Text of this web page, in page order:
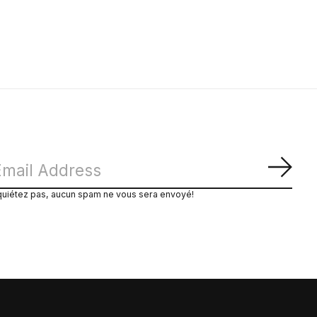
pas, aucun spam ne vous sera envoyé!